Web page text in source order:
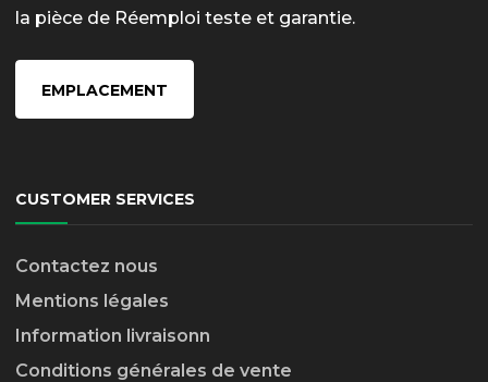
la pièce de Réemploi teste et garantie.
EMPLACEMENT
CUSTOMER SERVICES
Contactez nous
Mentions légales
Information livraisonn
Conditions générales de vente